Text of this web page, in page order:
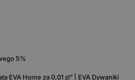
5%
EVA Home za 0,01 zł” | EVA Dywaniki